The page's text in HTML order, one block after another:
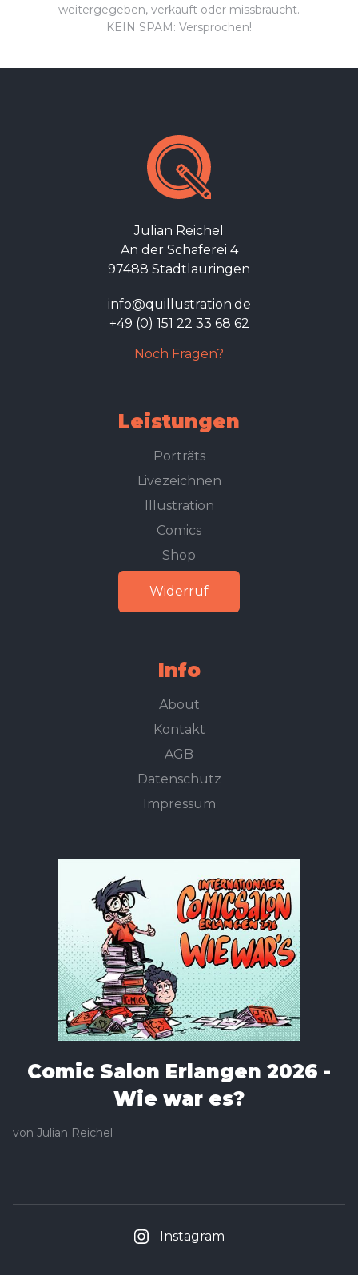
weitergegeben, verkauft oder missbraucht.
KEIN SPAM: Versprochen!
Julian Reichel
An der Schäferei 4
97488 Stadtlauringen
info@quillustration.de
+49 (0) 151 22 33 68 62
Noch Fragen?
Leistungen
Porträts
Livezeichnen
Illustration
Comics
Shop
Widerruf
Info
About
Kontakt
AGB
Datenschutz
Impressum
Comic Salon Erlangen 2026 -
Wie war es?
von Julian Reichel
Instagram